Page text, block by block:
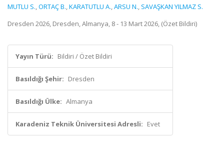
MUTLU S.,ORTAÇ B.,KARATUTLU A.,ARSU N., SAVAŞKAN YILMAZ S.
Dresden 2026, Dresden, Almanya, 8 - 13 Mart 2026, (Özet Bildiri)
Yayın Türü: Bildiri / Özet Bildiri
Basıldığı Şehir: Dresden
Basıldığı Ülke: Almanya
Karadeniz Teknik Üniversitesi Adresli: Evet